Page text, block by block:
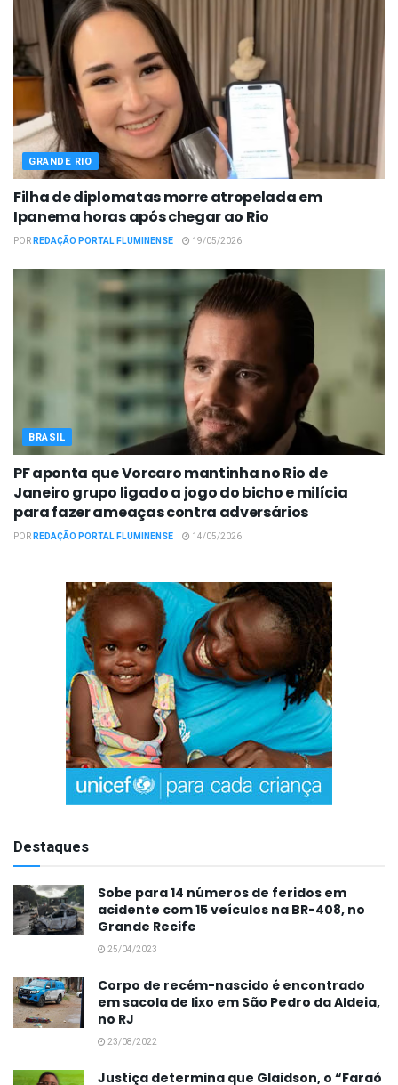
GRANDE RIO
Filha de diplomatas morre atropelada em
Ipanema horas após chegar ao Rio
PORREDAÇÃO PORTAL FLUMINENSE 19/05/2026
BRASIL
PF aponta que Vorcaro mantinha no Rio de
Janeiro grupo ligado a jogo do bicho e milícia
para fazer ameaças contra adversários
PORREDAÇÃO PORTAL FLUMINENSE 14/05/2026
Destaques
Sobe para 14 números de feridos em
acidente com 15 veículos na BR-408, no
Grande Recife
25/04/2023
Corpo de recém-nascido é encontrado
em sacola de lixo em São Pedro da Aldeia,
no RJ
23/08/2022
Justiça determina que Glaidson, o “Faraó